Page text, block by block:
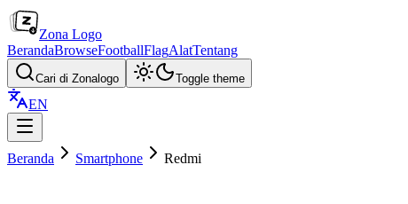
Zona Logo
BerandaBrowseFootballFlagAlatTentang
Cari di Zonalogo Toggle theme
EN
Beranda Smartphone Redmi